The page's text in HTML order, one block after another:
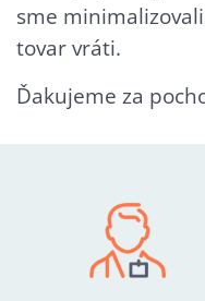
sme
tovar vráti.
Ďakujeme za